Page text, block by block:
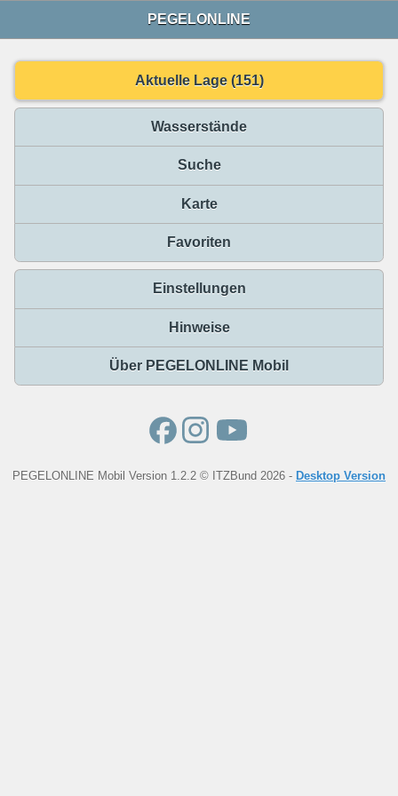
PEGELONLINE
Aktuelle Lage (151)
Wasserstände
Suche
Karte
Favoriten
Einstellungen
Hinweise
Über PEGELONLINE Mobil
PEGELONLINE Mobil Version 1.2.2 © ITZBund 2026 - Desktop Version